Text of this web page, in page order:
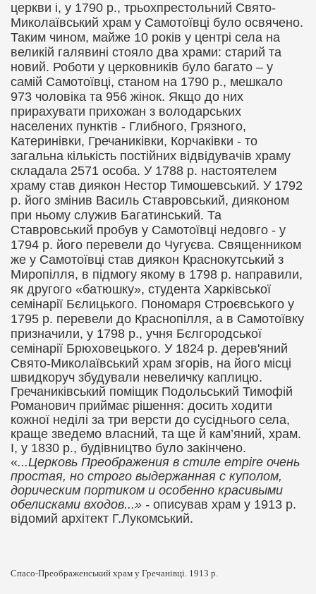
церкви і, у 1790 р., трьохпрестольний Свято-
Миколаївський храм у Самотоївці було освячено.
Таким чином, майже 10 років у центрі села на
великій галявині стояло два храми: старий та
новий. Роботи у церковників було багато – у
самій Самотоївці, станом на 1790 р., мешкало
973 чоловіка та 956 жінок. Якщо до них
прирахувати прихожан з володарських
населених пунктів - Глибного, Грязного,
Катеринівки, Гречаниківки, Корчаківки - то
загальна кількість постійних відвідувачів храму
складала 2571 особа. У 1788 р. настоятелем
храму став диякон Нестор Тимошевський. У 1792
р. його змінив Василь Ставровський, дияконом
при ньому служив Багатинський. Та
Ставровський пробув у Самотоївці недовго - у
1794 р. його перевели до Чугуєва. Священником
же у Самотоївці став диякон Краснокутський з
Миропілля, в підмогу якому в 1798 р. направили,
як другого «батюшку», студента Харківської
семінарії Бєлицького. Пономаря Строєвського у
1795 р. перевели до Краснопілля, а в Самотоївку
призначили, у 1798 р., учня Бєлгородської
семінарії Брюховецького. У 1824 р. дерев'яний
Свято-Миколаївський храм згорів, на його місці
швидкоруч збудували невеличку каплицю.
Гречаниківський поміщик Подольський Тимофій
Романович приймає рішення: досить ходити
кожної неділі за три версти до сусіднього села,
краще зведемо власний, та ще й кам’яний, храм.
І, у 1830 р., будівництво було закінчено.
«...Церковь Преображения в стиле empire очень
простая, но строго выдержанная с куполом,
дорическим портиком и особенно красивыми
обелисками входов...» - описував храм у 1913 р.
відомий архітект Г.Лукомський.
Спасо-Преображенський храм у Гречанівці. 1913 р.